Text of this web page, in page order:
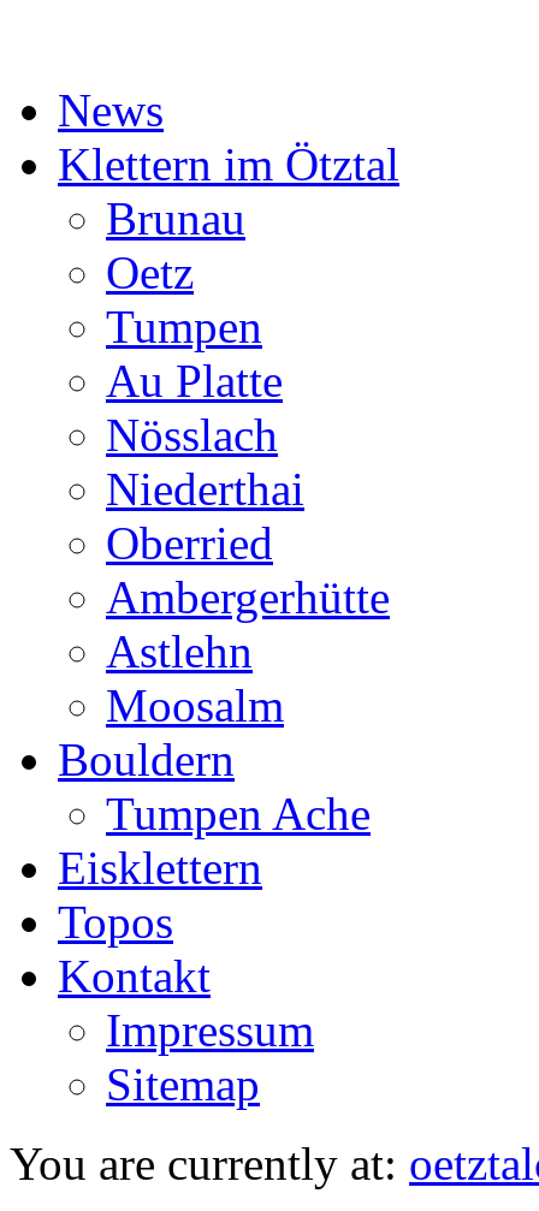
News
Klettern im Ötztal
Brunau
Oetz
Tumpen
Au Platte
Nösslach
Niederthai
Oberried
Ambergerhütte
Astlehn
Moosalm
Bouldern
Tumpen Ache
Eisklettern
Topos
Kontakt
Impressum
Sitemap
You are currently at: